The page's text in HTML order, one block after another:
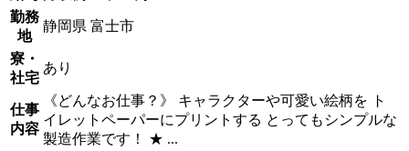
勤務
地
静岡県 富士市
寮・
社宅
あり
仕事
内容
《どんなお仕事？》 キャラクターや可愛い絵柄を ト
イレットペーパーにプリントする とってもシンプルな
製造作業です！ ★ ...